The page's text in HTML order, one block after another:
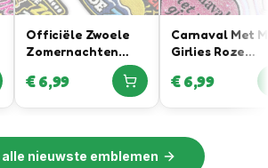
Officiële Zwoele
Zomernachten
Samenwerking Met
€6,99
Carnaval Met
Girlies Roze
€6,99
nieuwste emblemen